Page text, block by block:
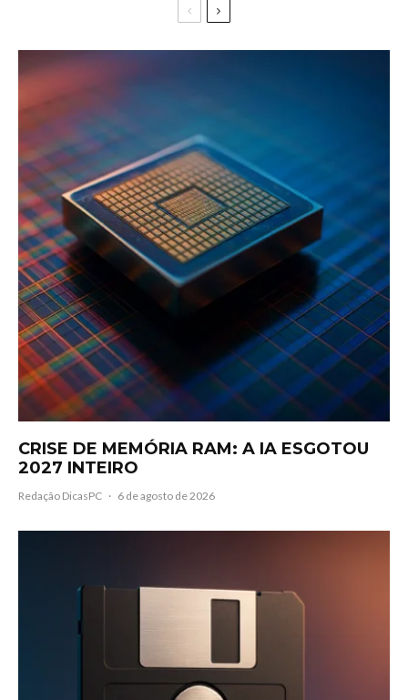
CRISE DE MEMÓRIA RAM: A IA ESGOTOU
2027 INTEIRO
Redação DicasPC · 6 de agosto de 2026